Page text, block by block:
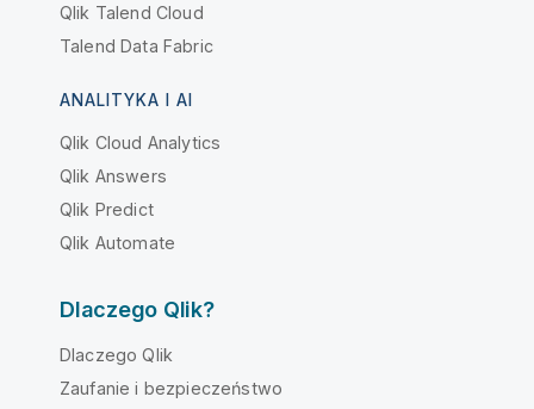
Qlik Talend Cloud
Talend Data Fabric
ANALITYKA I AI
Qlik Cloud Analytics
Qlik Answers
Qlik Predict
Qlik Automate
Dlaczego Qlik?
Dlaczego Qlik
Zaufanie i bezpieczeństwo